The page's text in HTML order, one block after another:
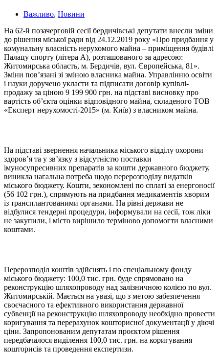
Важливо, Новини
На 62-й позачерговій сесії бердичівські депутати внесли зміни
до рішення міської ради від 24.12.2019 року «Про придбання у
комунальну власність нерухомого майна – приміщення будівлі
Палацу спорту (літера А), розташованого за адресою:
Житомирська область, м. Бердичів, вул. Європейська, 81».
Зміни пов’язані зі зміною власника майна. Управлінню освіти
і науки доручено укласти та підписати договір купівлі-
продажу за ціною 9 199 900 грн. на підставі висновку про
вартість об’єкта оцінки відповідного майна, складеного ТОВ
«Експерт нерухомості-2015» (м. Київ) з власником майна.
На підставі звернення начальника міського відділу охорони
здоров’я та у зв’язку з відсутністю поставки
імуносупресивних препаратів за кошти державного бюджету,
виникла нагальна потреба щодо перерозподілу видатків
міського бюджету. Кошти, зекономлені по сплаті за енергоносії
(56 102 грн.), спрямують на придбання медикаментів хворим
із трансплантованими органами. На рівні держави не
відбулися тендерні процедури, інформували на сесії, тож ліки
не закупили, і місто вирішило терміново допомогти власними
коштами.
Перерозподіл коштів здійснять і по спеціальному фонду
міського бюджету: 100,0 тис. грн. буде спрямовано на
реконструкцію шляхопроводу над залізничною колією по вул.
Житомирській. Мається на увазі, що з метою забезпечення
своєчасного та ефективного використання державної
субвенції на реконструкцію шляхопроводу необхідно провести
коригування та перерахунок кошторисної документації у діючі
ціни. Запропонованим депутатам проєктом рішення
передбачалося виділення 100,0 тис. грн. на коригування
кошторисів та проведення експертизи.